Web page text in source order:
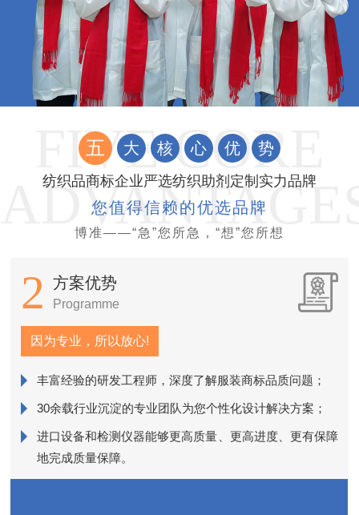
五 大 核 心 优 势
纺织品商标企业严选纺织助剂定制实力品牌
您值得信赖的优选品牌
博准——“急”您所急，“想”您所想
2 方案优势
Programme
因为专业，所以放心!
丰富经验的研发工程师，深度了解服装商标品质问题；
30余载行业沉淀的专业团队为您个性化设计解决方案；
进口设备和检测仪器能够更高质量、更高进度、更有保障
地完成质量保障。